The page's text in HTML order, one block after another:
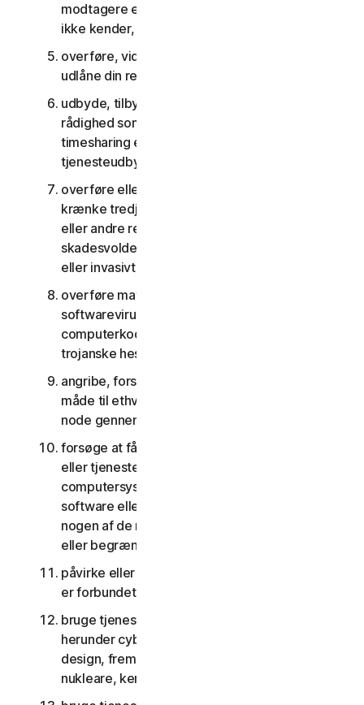
modtagere eller dele indhold med personer, du
ikke kender, eller som ikke kender dig
overføre, viderelicensere, leje, lease og/eller
udlåne din ret til at bruge tjenesterne
udbyde, tilbyde eller stille tjenesterne til
rådighed som del af en aftale om anlægsstyring,
timesharing eller som en del af en aftale med en
tjenesteudbyder eller et servicebureau
overføre eller opbevare materiale, der kan
krænke tredjemands immaterielle rettigheder
eller andre rettigheder, eller som er ulovligt,
skadesvoldene, ærekrænkende, injurierende
eller invasivt for andres privatliv
overføre materiale, der indeholder
softwarevirus eller anden skadelig
computerkode eller skadelige filer, for eksempel
trojanske heste, orme og tidsindstillede bomber
angribe, forstyrre, nægte tjenester på nogen
måde til ethvert andet netværk, computer eller
node gennem tjenesterne
forsøge at få uautoriseret adgang til software
eller tjenester eller andre brugeres konti eller
computersystemer eller netværk forbundet til
software eller tjenester eller forsøge at omgå
nogen af de måder, hvorpå vi beskytter imod
eller begrænser adgang til tjenesterne
påvirke eller forstyrre servere eller netværk, der
er forbundet til nogen tjenester
bruge tjenesterne til noget militært formål,
herunder cyberkrigsførelse, våbenudvikling,
design, fremstilling eller produktion af missiler,
nukleare, kemiske eller biologiske våben